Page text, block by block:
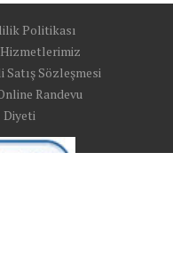
Politikası
Hizmetlerimiz
Satış Sözleşmesi
Randevu
Diyeti